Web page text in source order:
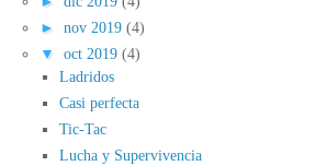
► nov 2019 (4)
▼ oct 2019 (4)
Ladridos
Casi perfecta
Tic-Tac
Lucha y Supervivencia